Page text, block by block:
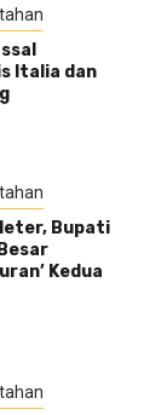
Italia dan
Bupati
Kedua